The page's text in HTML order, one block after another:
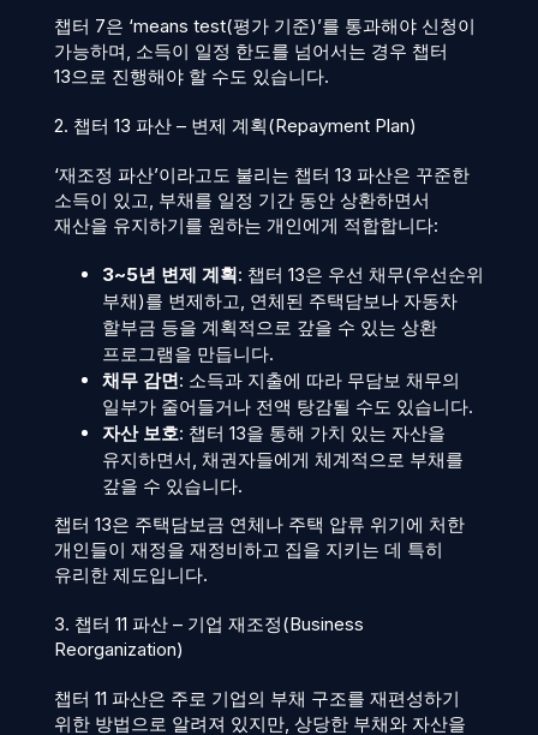
챕터 7은 ‘means test(평가 기준)’를 통과해야 신청이
가능하며, 소득이 일정 한도를 넘어서는 경우 챕터
13으로 진행해야 할 수도 있습니다.
2. 챕터 13 파산 – 변제 계획(Repayment Plan)
‘재조정 파산’이라고도 불리는 챕터 13 파산은 꾸준한
소득이 있고, 부채를 일정 기간 동안 상환하면서
재산을 유지하기를 원하는 개인에게 적합합니다:
3~5년 변제 계획: 챕터 13은 우선 채무(우선순위
부채)를 변제하고, 연체된 주택담보나 자동차
할부금 등을 계획적으로 갚을 수 있는 상환
프로그램을 만듭니다.
채무 감면: 소득과 지출에 따라 무담보 채무의
일부가 줄어들거나 전액 탕감될 수도 있습니다.
자산 보호: 챕터 13을 통해 가치 있는 자산을
유지하면서, 채권자들에게 체계적으로 부채를
갚을 수 있습니다.
챕터 13은 주택담보금 연체나 주택 압류 위기에 처한
개인들이 재정을 재정비하고 집을 지키는 데 특히
유리한 제도입니다.
3. 챕터 11 파산 – 기업 재조정(Business
Reorganization)
챕터 11 파산은 주로 기업의 부채 구조를 재편성하기
위한 방법으로 알려져 있지만, 상당한 부채와 자산을